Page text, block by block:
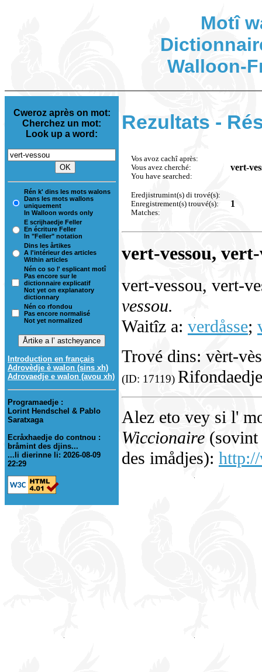
Motî
Walloon-
Cweroz après on mot:
Cherchez un mot:
Look up a word:
Rén k' dins les mots walons
Dans les mots wallons
uniquement
In Walloon words only
E scrijhaedje Feller
En écriture Feller
In "Feller" notation
Dins les årtikes
A l'intérieur des articles
Within articles
Nén co so l' esplicant motî
Pas encore sur le
dictionnaire explicatif
Not yet on explanatory
dictionnary
Nén co rfondou
Pas encore normalisé
Not yet normalized
Introduction en français
Adrovèdje è walon (sins xh)
Adrovaedje e walon (avou xh)
Programaedje :
Lorint Hendschel & Pablo
Saratxaga
Ecråxhaedje do contnou :
bråmint des djins...
...li dierinne li: 2026-08-09
22:29
Rezultats -
Vos avoz cachî après:
Vous avez cherché:
You have searched:
vert-
Eredjistrumint(s) di trové(s):
Enregistrement(s) trouvé(s):
Matches:
1
vert-vessou, vert-
vert-vessou, vert-
vessou.
Waitîz a: verdåsse;
Trové dins: vèrt-
(ID: 17119)
Alez eto vey si l'
Wiccionaire (sovint
des imådjes):